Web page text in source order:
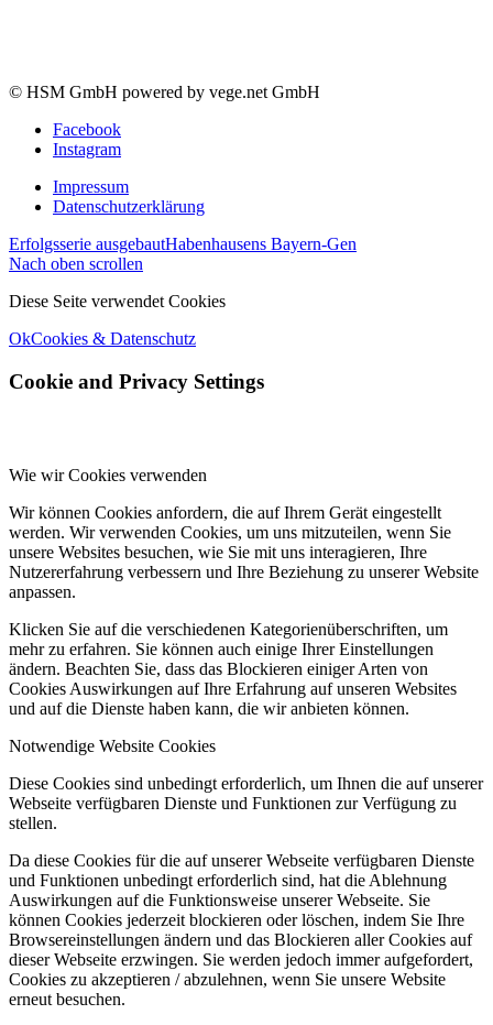
© HSM GmbH powered by vege.net GmbH
Facebook
Instagram
Impressum
Datenschutzerklärung
Erfolgsserie ausgebautHabenhausens Bayern-Gen
Nach oben scrollen
Diese Seite verwendet Cookies
OkCookies & Datenschutz
Cookie and Privacy Settings
Wie wir Cookies verwenden
Wir können Cookies anfordern, die auf Ihrem Gerät eingestellt
werden. Wir verwenden Cookies, um uns mitzuteilen, wenn Sie
unsere Websites besuchen, wie Sie mit uns interagieren, Ihre
Nutzererfahrung verbessern und Ihre Beziehung zu unserer Website
anpassen.
Klicken Sie auf die verschiedenen Kategorienüberschriften, um
mehr zu erfahren. Sie können auch einige Ihrer Einstellungen
ändern. Beachten Sie, dass das Blockieren einiger Arten von
Cookies Auswirkungen auf Ihre Erfahrung auf unseren Websites
und auf die Dienste haben kann, die wir anbieten können.
Notwendige Website Cookies
Diese Cookies sind unbedingt erforderlich, um Ihnen die auf unserer
Webseite verfügbaren Dienste und Funktionen zur Verfügung zu
stellen.
Da diese Cookies für die auf unserer Webseite verfügbaren Dienste
und Funktionen unbedingt erforderlich sind, hat die Ablehnung
Auswirkungen auf die Funktionsweise unserer Webseite. Sie
können Cookies jederzeit blockieren oder löschen, indem Sie Ihre
Browsereinstellungen ändern und das Blockieren aller Cookies auf
dieser Webseite erzwingen. Sie werden jedoch immer aufgefordert,
Cookies zu akzeptieren / abzulehnen, wenn Sie unsere Website
erneut besuchen.